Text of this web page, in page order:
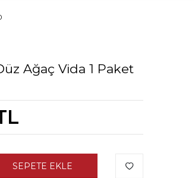
Ağaç Vida 1 Paket
SEPETE EKLE